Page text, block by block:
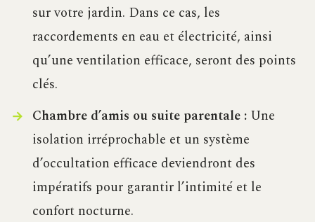
sur votre jardin. Dans ce cas, les
raccordements en eau et électricité, ainsi
qu’une ventilation efficace, seront des points
clés.
Chambre d’amis ou suite parentale :Une
isolation irréprochable et un système
d’occultation efficace deviendront des
impératifs pour garantir l’intimité et le
confort nocturne.